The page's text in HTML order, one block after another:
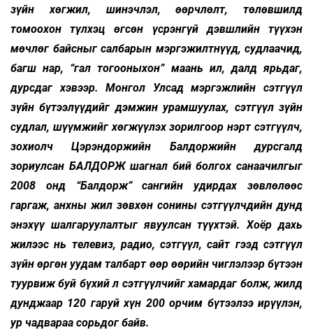
зүйн хөгжил, шинэчлэл, өөрчлөлт, төлөвшилд
томоохон түлхэц өгсөн үсрэнгүй дэвшлийн түүхэн
мөчлөг байсныг салбарын мэргэжилтнүүд, судлаачид,
багш нар, “гал тогооныхон” маань ил, далд ярьдаг,
дурсдаг хэвээр. Монгол Улсад мэргэжлийн сэтгүүл
зүйн бүтээлүүдийг дэмжин урамшуулах, сэтгүүл зүйн
судлал, шүүмжийг хөгжүүлэх зорилгоор нэрт сэтгүүлч,
зохиолч Цэрэндоржийн Балдоржийн дурсгалд
зориулсан БАЛДОРЖ шагнал бий болгох санаачилгыг
2008 онд “Балдорж” сангийн удирдах зөвлөлөөс
гаргаж, анхны жил зөвхөн сонины сэтгүүлчдийн дунд
энэхүү шалгаруулалтыг явуулсан түүхтэй. Хоёр дахь
жилээс нь телевиз, радио, сэтгүүл, сайт гээд сэтгүүл
зүйн өргөн уудам талбарт өөр өөрийн чиглэлээр бүтээн
туурвиж буй бүхий л сэтгүүлчийг хамардаг болж, жилд
дунджаар 120 гаруй хүн 200 орчим бүтээлээ ирүүлэн,
ур чадвараа сорьдог байв.